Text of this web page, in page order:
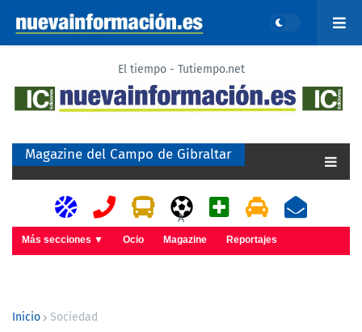
El tiempo - Tutiempo.net
Magazine del Campo de Gibraltar
A
Más secciones ▼ Ocio Magazine Reportajes
Inicio Sociedad